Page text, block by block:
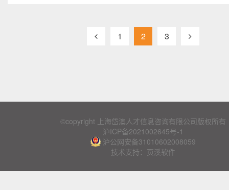
1 2 3
©copyright 上海岱澳人才信息咨询有限公司版权所有
沪ICP备2021002645号-1
沪公网安备31010602008059
技术支持：页溪软件